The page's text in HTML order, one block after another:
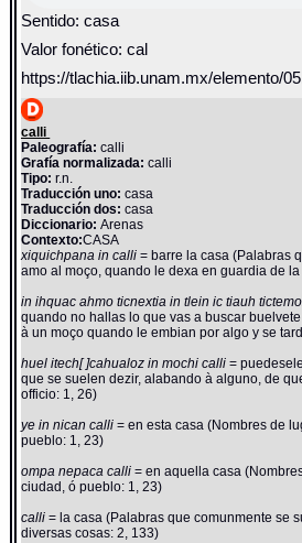
Sentido: casa
Valor fonético: cal
https://tlachia.iib.unam.mx/elemento/
calli
Paleografía: calli
Grafía normalizada: calli
Tipo: r.n.
Traducción uno: casa
Traducción dos: casa
Diccionario:Arenas
Contexto:CASA
xiquichpana in calli= barre la casa (Palabras
amo al moço, quando le dexa en guardia de
in ihquac ahmo ticnextia in tlein ic tiauh
quando no hallas lo que vas a buscar
à un moço quando le embian por algo y se
huel itech[ ]cahualoz in mochi calli=
que se suelen dezir, alabando à alguno, de
officio: 1, 26)
ye in nican calli= en esta casa (Nombres de
pueblo: 1, 23)
ompa nepaca calli= en aquella casa
ciudad, ó pueblo: 1, 23)
calli= la casa (Palabras que comunmente se
diversas cosas: 2, 133)